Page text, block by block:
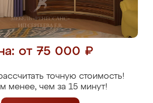
от 75 000 ₽
точную стоимость!
менее, чем за 15 минут!